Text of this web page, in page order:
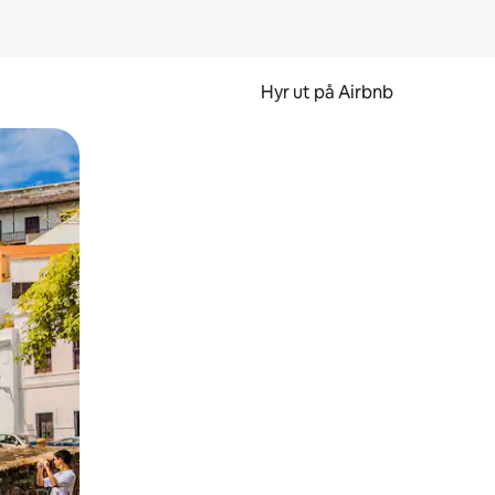
Hyr ut på Airbnb